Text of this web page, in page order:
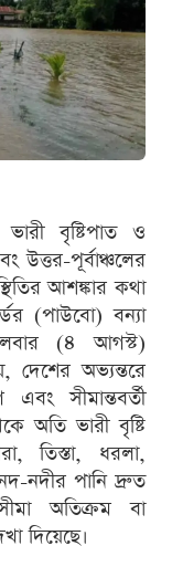
বৃষ্টিপাত ও
উত্তর-পূর্বাঞ্চলের
আশঙ্কার কথা
(পাউবো) বন্যা
(৪ আগস্ট)
দেশের অভ্যন্তরে
সীমান্তবর্তী
অতি ভারী বৃষ্টি
তিস্তা, ধরলা,
নদীর পানি দ্রুত
অতিক্রম বা
দিয়েছে।